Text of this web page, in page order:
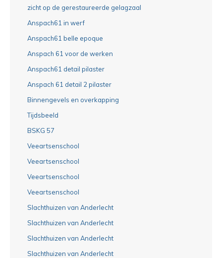
zicht op de gerestaureerde gelagzaal
Anspach61 in werf
Anspach61 belle epoque
Anspach 61 voor de werken
Anspach61 detail pilaster
Anspach 61 detail 2 pilaster
Binnengevels en overkapping
Tijdsbeeld
BSKG 57
Veeartsenschool
Veeartsenschool
Veeartsenschool
Veeartsenschool
Slachthuizen van Anderlecht
Slachthuizen van Anderlecht
Slachthuizen van Anderlecht
Slachthuizen van Anderlecht